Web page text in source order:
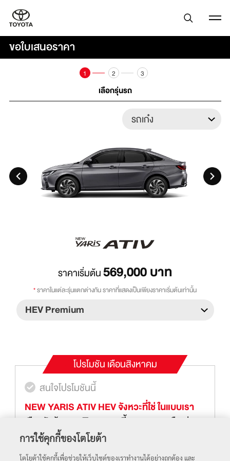
ขอใบเสนอราคา
1
เลือกรุ่นรถ
2 3
ราคาเริ่มต้น569,000บาท
*ราคาในแต่ละรุ่นแตกต่างกัน ราคาที่แสดงเป็นเพียงราคาเริ่มต้นเท่านั้น
โปรโมชัน เดือนสิงหาคม
สนใจโปรโมชันนี้
NEW YARIS ATIV HEV จังหวะที่ใช่ ในแบบเรา
เลือกรับข้อเสนอพิเศษดอกเบี้ย 0.89%* หรือ ผ่อน
ต่ำเริ่มต้น 4,278 บาท/เดือน*** พร้อมฟรีประกันภัย
ชั้น1 Toyota Care PHYD ตั้งแต่วันที่ 1 กรกฎาคม
การใช้คุกกี้ของโตโยต้า
โตโยต้าใช้คุกกี้เพื่อช่วยให้เว็บไซต์ของเราทำงานได้อย่างถูกต้อง และ